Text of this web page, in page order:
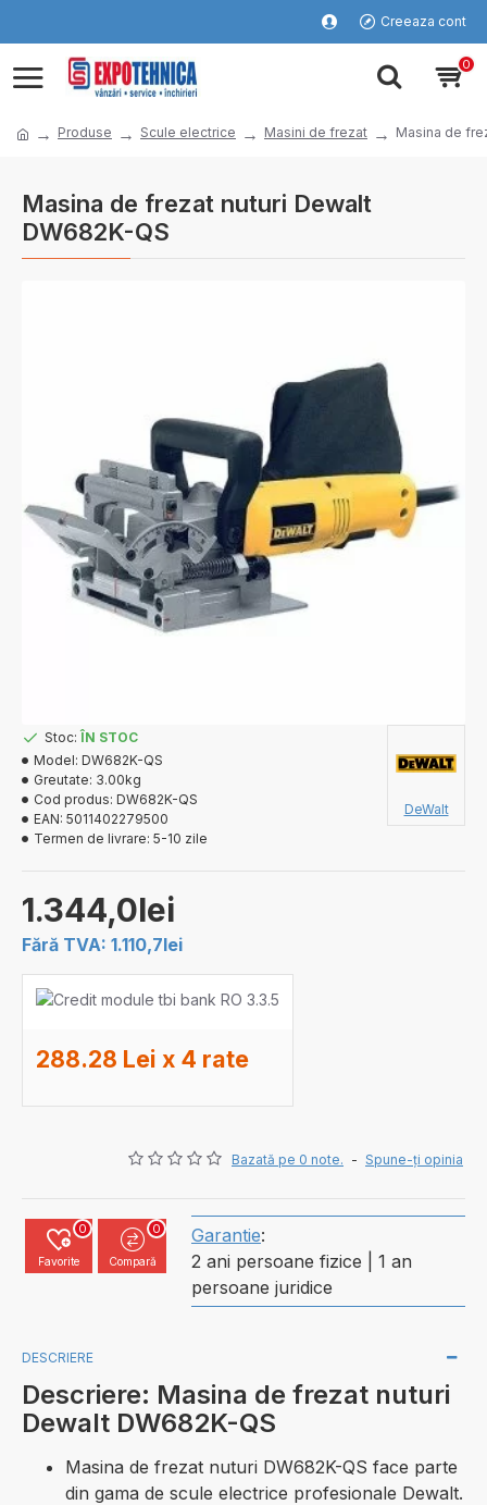
Creeaza cont
0
Produse Scule electrice Masini de frezat Masina de
Masina de frezat nuturi Dewalt
DW682K-QS
Bazată pe 0 note. - Spune-ţi opinia
1.344,0lei
Fără TVA: 1.110,7lei
Stoc: ÎN STOC
Model: DW682K-QS
Greutate: 3.00kg
Cod produs: DW682K-QS
EAN: 5011402279500
Termen de livrare: 5-10 zile
DeWalt
288.28 Lei x 4 rate
Favorite
0
Compară
0 Garantie:
2 ani persoane fizice | 1 an
persoane juridice
DESCRIERE
Descriere: Masina de frezat nuturi
Dewalt DW682K-QS
Masina de frezat nuturi DW682K-QS face parte
din gama de scule electrice profesionale Dewalt.